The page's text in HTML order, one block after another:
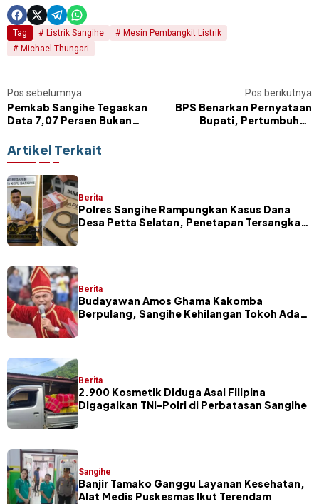
Tag Listrik Sangihe
Mesin Pembangkit Listrik
Michael Thungari
Pos sebelumnya
Pemkab Sangihe Tegaskan
Data 7,07 Persen Bukan
Tahunan
Pos berikutnya
BPS Benarkan Pernyataan
Bupati, Pertumbuhan
Persen Q to Q
Artikel Terkait
Berita
Polres Sangihe Rampungkan Kasus Dana
Desa Petta Selatan, Penetapan Tersangka
Berita
Budayawan Amos Ghama Kakomba
Berpulang, Sangihe Kehilangan Tokoh Adat
Berita
2.900 Kosmetik Diduga Asal Filipina
Digagalkan TNI-Polri di Perbatasan Sangihe
Sangihe
Banjir Tamako Ganggu Layanan Kesehatan,
Alat Medis Puskesmas Ikut Terendam